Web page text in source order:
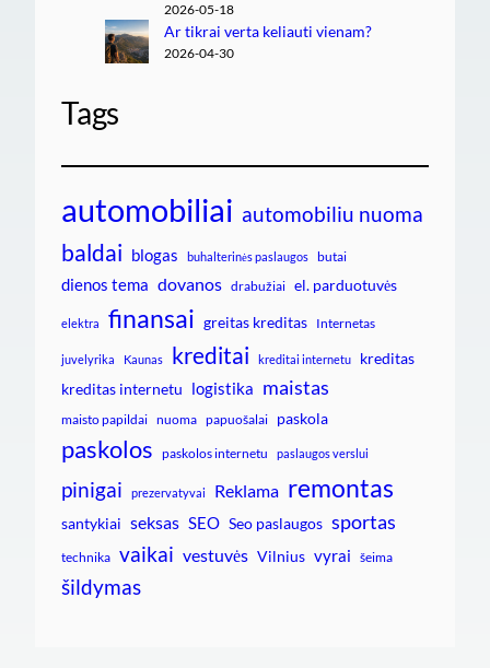
2026-05-18
Ar tikrai verta keliauti vienam?
2026-04-30
Tags
automobiliai automobiliu nuoma
baldai blogas buhalterinės paslaugos butai
dienos tema dovanos drabužiai el. parduotuvės
elektra finansai greitas kreditas Internetas
juvelyrika Kaunas kreditai kreditai internetu
kreditas
kreditas internetu logistika maistas
maisto papildai nuoma papuošalai paskola
paskolos paskolos internetu paslaugos verslui
pinigai prezervatyvai Reklama remontas
santykiai seksas SEO Seo paslaugos sportas
technika vaikai vestuvės Vilnius vyrai šeima
šildymas